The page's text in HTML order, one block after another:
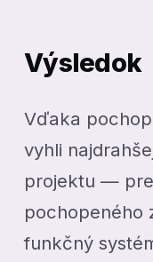
Výsledok
Vďaka
vyhli
projektu —
pochopeného
funkčný